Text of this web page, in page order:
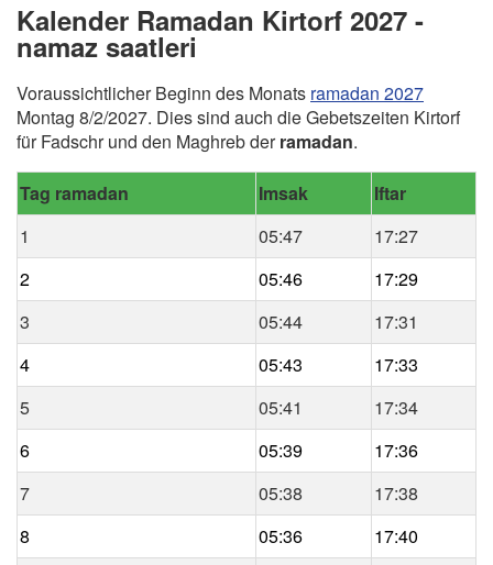
Kalender Ramadan Kirtorf 2027 -
namaz saatleri
Voraussichtlicher Beginn des Monats ramadan 2027
Montag 8/2/2027. Dies sind auch die Gebetszeiten Kirtorf
für Fadschr und den Maghreb derramadan.
Tag ramadan Imsak
Iftar
1
05:47
17:27
2
05:46
17:29
3
05:44
17:31
4
05:43
17:33
5
05:41
17:34
6
05:39
17:36
7
05:38
17:38
8
05:36
17:40